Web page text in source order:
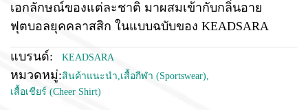
เอกลักษณ์ของแต่ละชาติ มาผสมเข้ากับกลิ่นอาย
ฟุตบอลยุคคลาสสิก ในแบบฉบับของ KEADSARA
แบรนด์: KEADSARA
หมวดหมู่:สินค้าแนะนำ,เสื้อกีฬา (Sportswear),
เสื้อเชียร์ (Cheer Shirt)